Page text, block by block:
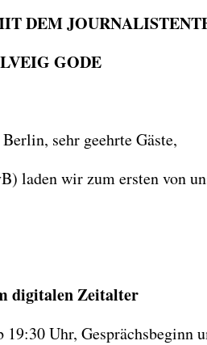
DEM
GODE
sehr geehrte Gäste,
laden wir zum ersten von
digitalen Zeitalter
19:30 Uhr, Gesprächsbeginn